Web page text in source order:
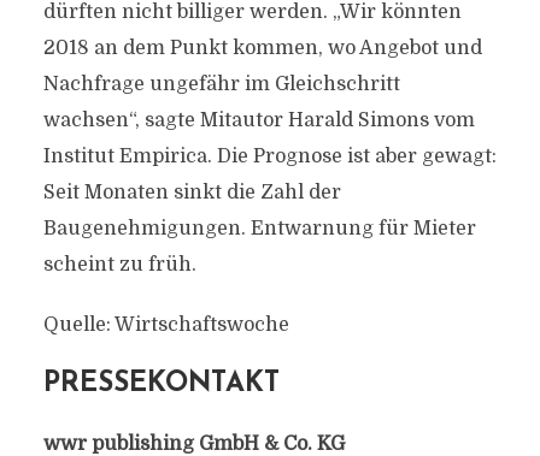
dürften nicht billiger werden. „Wir könnten
2018 an dem Punkt kommen, wo Angebot und
Nachfrage ungefähr im Gleichschritt
wachsen“, sagte Mitautor Harald Simons vom
Institut Empirica. Die Prognose ist aber gewagt:
Seit Monaten sinkt die Zahl der
Baugenehmigungen. Entwarnung für Mieter
scheint zu früh.
Quelle: Wirtschaftswoche
PRESSEKONTAKT
wwr publishing GmbH & Co. KG